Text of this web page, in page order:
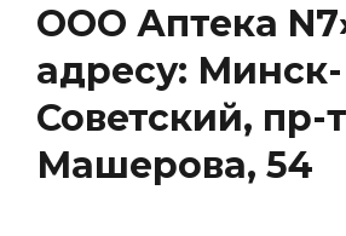
ООО Аптека
адресу: Минск-
Советский, пр-т
Машерова, 54